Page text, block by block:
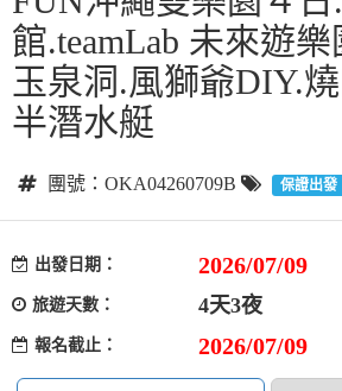
館.teamLab 未來遊
玉泉洞.風獅爺DIY.
半潛水艇
團號：OKA04260709B 保證出發
出發日期： 2026/07/09
旅遊天數： 4天3夜
報名截止： 2026/07/09